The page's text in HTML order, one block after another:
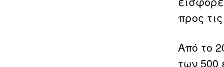
προς
Από το
των 500